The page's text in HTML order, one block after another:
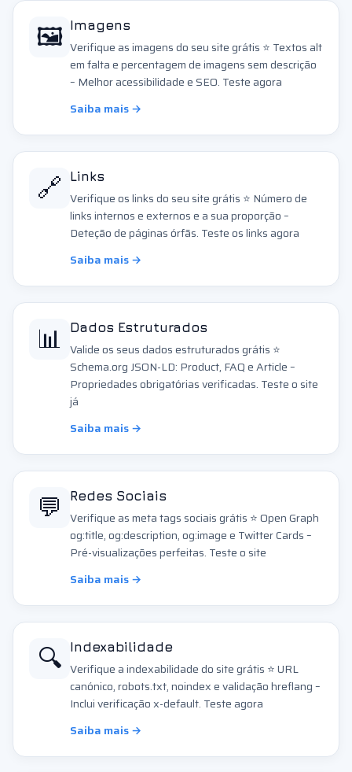
🖼️ Imagens
Verifique as imagens do seu site grátis ⭐ Textos alt
em falta e percentagem de imagens sem descrição
– Melhor acessibilidade e SEO. Teste agora
Saiba mais →
🔗 Links
Verifique os links do seu site grátis ⭐ Número de
links internos e externos e a sua proporção –
Deteção de páginas órfãs. Teste os links agora
Saiba mais →
📊 Dados Estruturados
Valide os seus dados estruturados grátis ⭐
Schema.org JSON-LD: Product, FAQ e Article –
Propriedades obrigatórias verificadas. Teste o site
já
Saiba mais →
💬 Redes Sociais
Verifique as meta tags sociais grátis ⭐ Open Graph
og:title, og:description, og:image e Twitter Cards –
Pré-visualizações perfeitas. Teste o site
Saiba mais →
🔍 Indexabilidade
Verifique a indexabilidade do site grátis ⭐ URL
canónico, robots.txt, noindex e validação hreflang –
Inclui verificação x-default. Teste agora
Saiba mais →